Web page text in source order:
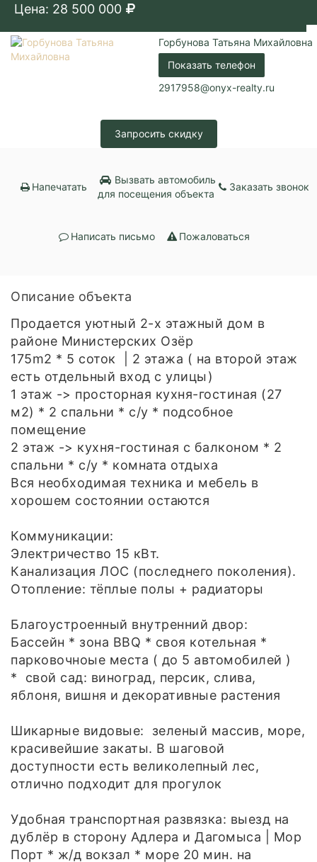
Цена: 28 500 000
Горбунова Татьяна Михайловна
Показать телефон
2917958@onyx-realty.ru
Запросить скидку
Напечатать
Вызвать автомобиль
для посещения объекта
Заказать звонок
Написать письмо Пожаловаться
Описание объекта
Продается уютный 2-х этажный дом в
районе Министерских Озёр
175m2 * 5 соток | 2 этажа ( на второй этаж
есть отдельный вход с улицы)
1 этаж -> просторная кухня-гостиная (27
м2) * 2 спальни * с/у * подсобное
помещение
2 этаж -> кухня-гостиная с балконом * 2
спальни * с/у * комната отдыха
Вся необходимая техника и мебель в
хорошем состоянии остаются
Коммуникации:
Электричество 15 кВт.
Канализация ЛОС (последнего поколения).
Отопление: тёплые полы + радиаторы
Благоустроенный внутренний двор:
Бассейн * зона BBQ * своя котельная *
парковочноые места ( до 5 автомобилей )
* свой сад: виноград, персик, слива,
яблоня, вишня и декоративные растения
Шикарные видовые: зеленый массив, море,
красивейшие закаты. В шаговой
доступности есть великолепный лес,
отлично подходит для прогулок
Удобная транспортная развязка: выезд на
дублёр в сторону Адлера и Дагомыса | Мор
Порт * ж/д вокзал * море 20 мин. на